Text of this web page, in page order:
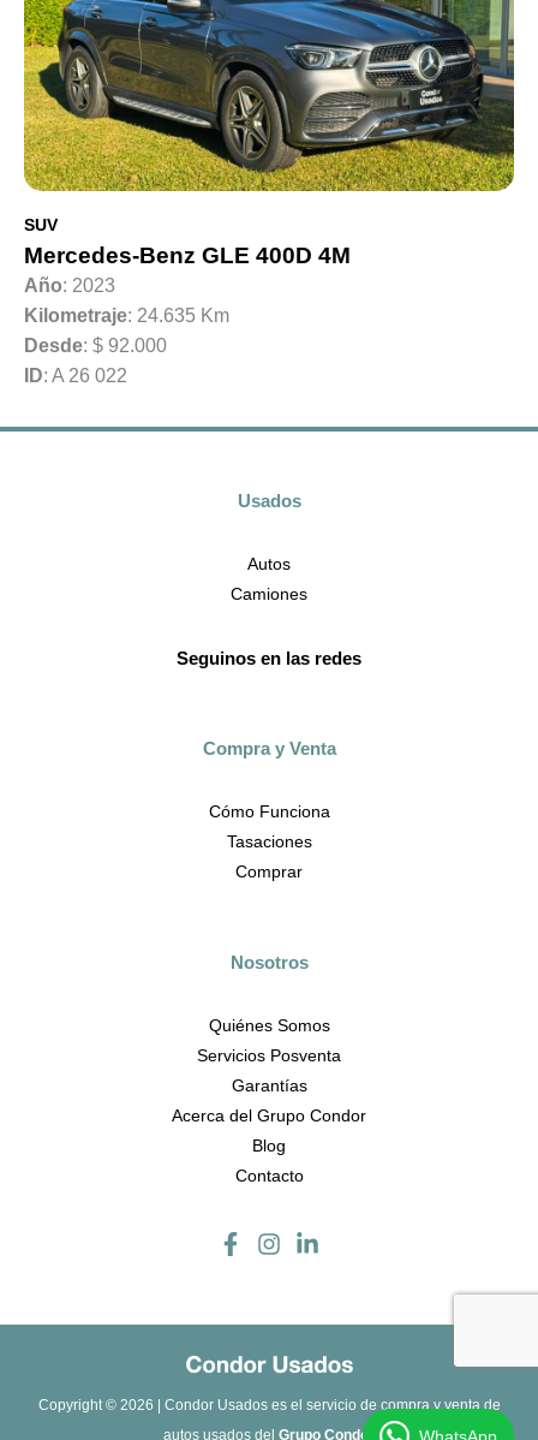
SUV
Mercedes-Benz GLE 400D 4M
Año: 2023
Kilometraje: 24.635 Km
Desde: $ 92.000
ID: A 26 022
Usados
Autos
Camiones
Seguinos en las redes
Compra y Venta
Cómo Funciona
Tasaciones
Comprar
Nosotros
Quiénes Somos
Servicios Posventa
Garantías
Acerca del Grupo Condor
Blog
Contacto
Copyright © 2026 | Condor Usados es el servicio de compra y venta de
autos usados ​​del Grupo Condor WhatsApp